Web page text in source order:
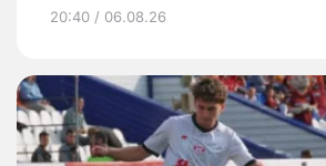
20:40 / 06.08.26